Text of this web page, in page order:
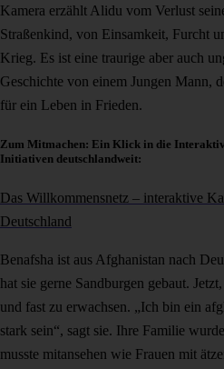
Kamera erzählt Alidu vom Verlust
Straßenkind, von Einsamkeit, Furcht
Krieg. Es ist eine traurige aber auch
Geschichte von einem Jungen Mann,
für ein Leben in Frieden.
Zum Mitmachen: Ein Klick in die
Initiativen deutschlandweit:
Das Willkommensnetz – interaktive
Deutschland
Benafsha ist aus Afghanistan nach
hat sie gerne Sandburgen gebaut.
und fast zu erwachsen. „Ich bin ein
stark sein“, sagt sie. Ihre Familie
musste mitansehen wie Frauen mit